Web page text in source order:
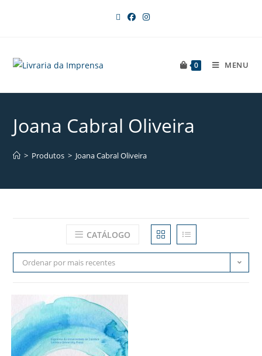
0 MENU
Joana Cabral Oliveira
> Produtos > Joana Cabral Oliveira
CATÁLOGO
Ordenar por mais recentes